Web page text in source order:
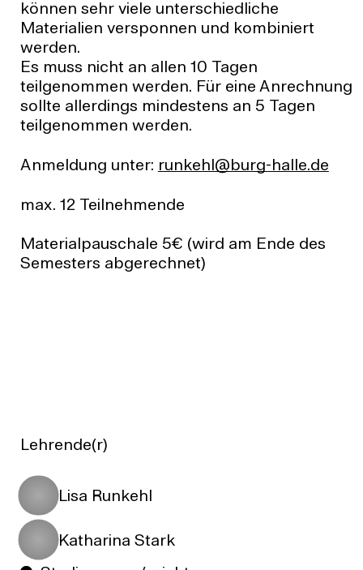
können sehr viele unterschiedliche
Materialien versponnen und kombiniert
werden.
Es muss nicht an allen 10 Tagen
teilgenommen werden. Für eine Anrechnung
sollte allerdings mindestens an 5 Tagen
teilgenommen werden.
Anmeldung unter: ed.ellah-grub@lheknur
max. 12 Teilnehmende
Materialpauschale 5€ (wird am Ende des
Semesters abgerechnet)
Lehrende(r)
Lisa Runkehl
Katharina Stark